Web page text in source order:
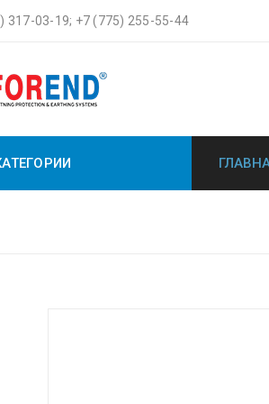
317-03-19; +7 (775) 255-55-44